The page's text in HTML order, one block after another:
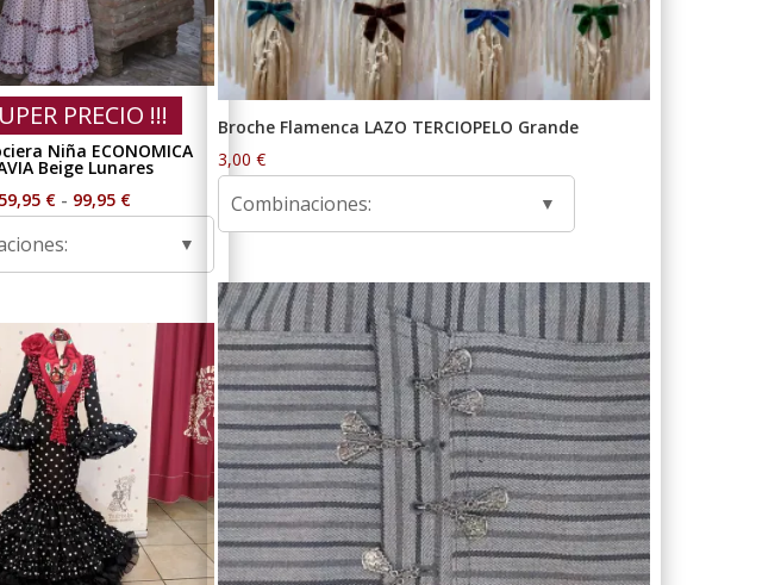
PRECIO !!!
Niña ECONOMICA
Beige Lunares
59,95 € - 99,95 €Rango
59,95 €
hasta
99,95 €
Broche Flamenca LAZO TERCIOPELO Grande
3,00€
Combinaciones: